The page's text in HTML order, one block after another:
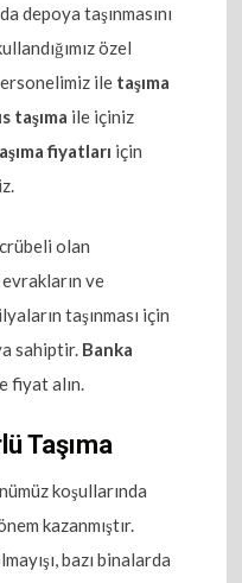
depoya taşınmasını
özel
ile taşıma
taşıma ile içiniz
fiyatları için
olan
ve
taşınması için
sahiptir. Banka
fiyat alın.
Taşıma
koşullarında
kazanmıştır.
bazı binalarda